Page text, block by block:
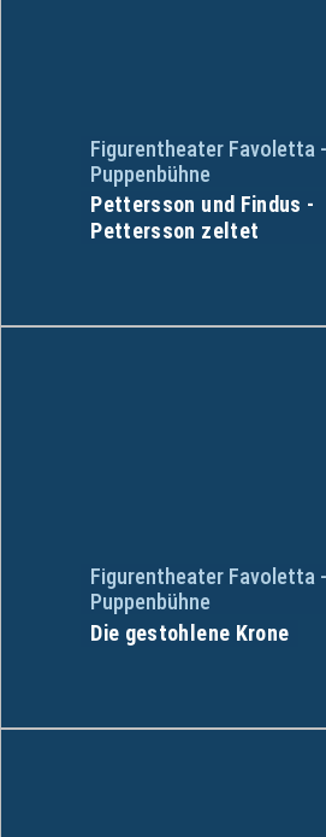
Figurentheater Favoletta
Puppenbühne
Pettersson und Findus -
Pettersson zeltet
Figurentheater Favoletta
Puppenbühne
Die gestohlene Krone